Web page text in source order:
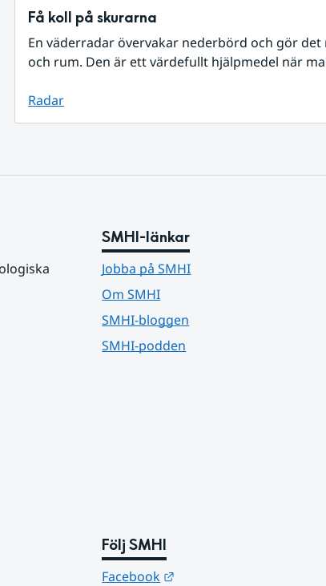
Få koll på skurarna
En väderradar övervakar nederbörd och gör
och rum. Den är ett värdefullt hjälpmedel när
Radar
SMHI-länkar
Jobba på SMHI
Om SMHI
SMHI-bloggen
SMHI-podden
Följ SMHI
Facebook